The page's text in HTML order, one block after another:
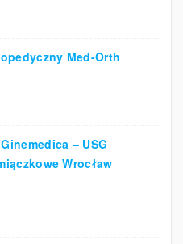
Med-Orth
– USG
Wrocław